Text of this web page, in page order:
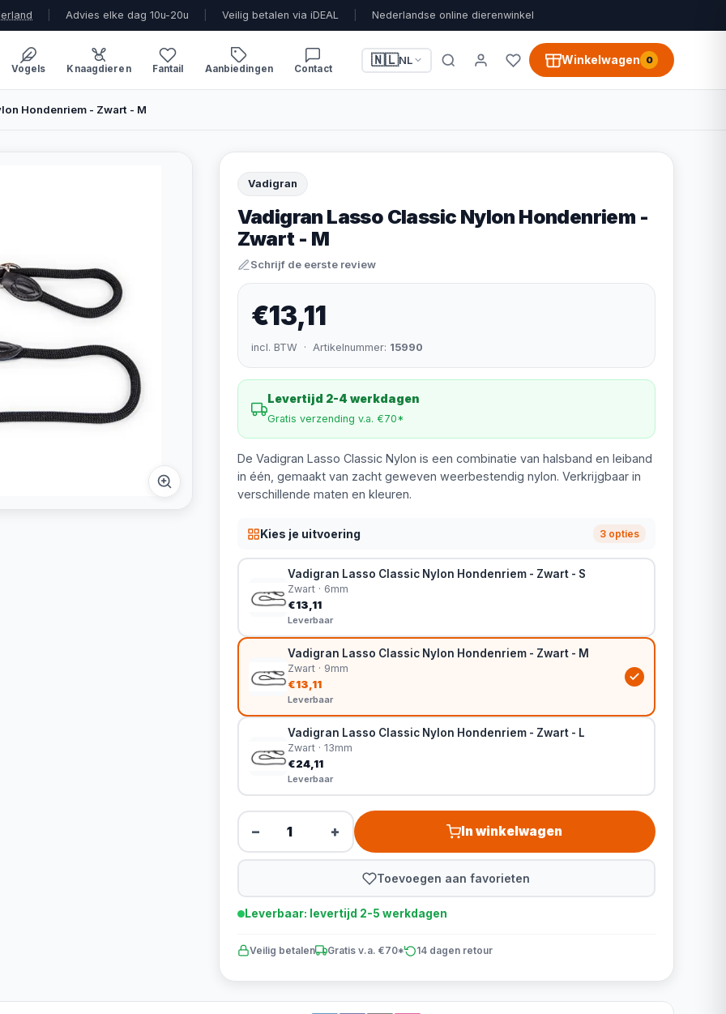
Advies elke dag 10u-20u Veilig betalen via iDEAL Nederlandse online dierenwinkel
Vogels Knaagdieren Fantail Aanbiedingen Contact
🇳🇱NL Winkelwagen 0
Hondenriem - Zwart - M
Vadigran
Vadigran Lasso Classic Nylon Hondenriem -
Zwart - M
Schrijf de eerste review
€13,11
incl. BTW · Artikelnummer: 15990
Levertijd 2-4 werkdagen
Gratis verzending v.a. €70*
De Vadigran Lasso Classic Nylon is een combinatie van halsband en leiband
in één, gemaakt van zacht geweven weerbestendig nylon. Verkrijgbaar in
verschillende maten en kleuren.
Kies je uitvoering 3 opties
Vadigran Lasso Classic Nylon Hondenriem - Zwart - S
Zwart · 6mm
€13,11
Leverbaar
Vadigran Lasso Classic Nylon Hondenriem - Zwart - M
Zwart · 9mm
€13,11
Leverbaar
Vadigran Lasso Classic Nylon Hondenriem - Zwart - L
Zwart · 13mm
€24,11
Leverbaar
− + In winkelwagen
Toevoegen aan favorieten
Leverbaar: levertijd 2-5 werkdagen
Veilig betalen Gratis v.a. €70* 14 dagen retour